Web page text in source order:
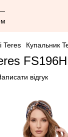
Teres Купальник
відгук